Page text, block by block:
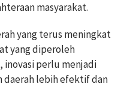
masyarakat.
yang terus meningkat
yang diperoleh
inovasi perlu menjadi
daerah lebih efektif dan